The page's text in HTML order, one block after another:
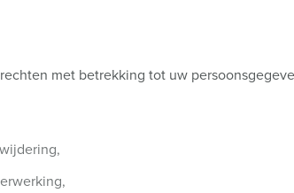
met betrekking tot uw